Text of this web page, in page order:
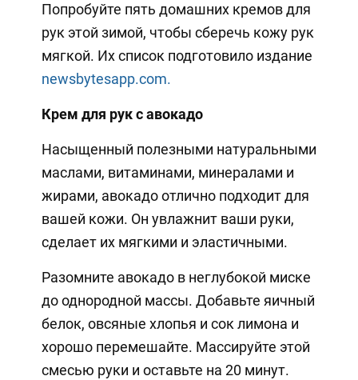
Попробуйте пять домашних кремов для
рук этой зимой, чтобы сберечь кожу рук
мягкой. Их список подготовило издание
newsbytesapp.com.
Крем для рук с авокадо
Насыщенный полезными натуральными
маслами, витаминами, минералами и
жирами, авокадо отлично подходит для
вашей кожи. Он увлажнит ваши руки,
сделает их мягкими и эластичными.
Разомните авокадо в неглубокой миске
до однородной массы. Добавьте яичный
белок, овсяные хлопья и сок лимона и
хорошо перемешайте. Массируйте этой
смесью руки и оставьте на 20 минут.